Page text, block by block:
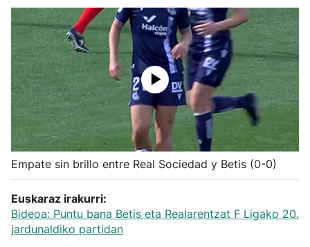
Baloncesto
Ciclismo
Herri-kirolak
Balonmano
Kirolak 360
Atletismo
Empate sin brillo entre Real Sociedad y Betis (0-0)
Euskaraz irakurri:
Bideoa: Puntu bana Betis eta Realarentzat F Ligako 20.
jardunaldiko partidan